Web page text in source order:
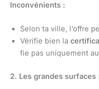
Inconvénients :
Selon ta ville, l’offre
Vérifie bien la
fie pas uniquement
2. Les grandes